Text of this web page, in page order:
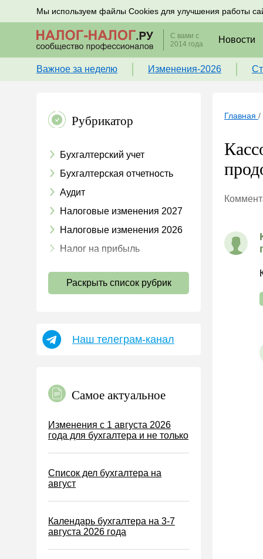
Мы используем файлы Cookies для улучшения работы
Подписывайтесь на новости по налогам, учету и
С вами с
2014 года
Новости
Важное за неделю Изменения-2026
Рубрикатор
Бухгалтерский учет
Бухгалтерская отчетность
Аудит
Налоговые изменения 2027
Налоговые изменения 2026
Налог на прибыль
Страховые взносы 2026
УСН
Земельный налог
Налог на рекламу
Торговый сбор
Туристический налог
Водный налог
Экологический налог
Раскрыть список рубрик
Наш телеграм-канал
Самое актуальное
Изменения с 1 августа 2026
года для бухгалтера и не только
Список дел бухгалтера на
август
Календарь бухгалтера на 3-7
августа 2026 года
Главная /